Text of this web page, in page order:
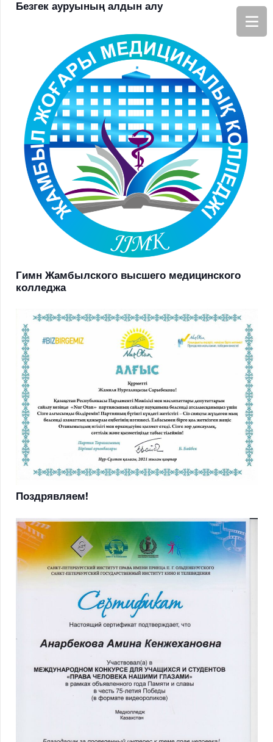
Безгек ауруының алдын алу
Гимн Жамбылского высшего медицинского
колледжа
Поздрявляем!